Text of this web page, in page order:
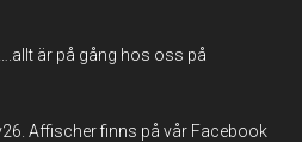
är på gång hos oss på
Affischer finns på vår Facebook